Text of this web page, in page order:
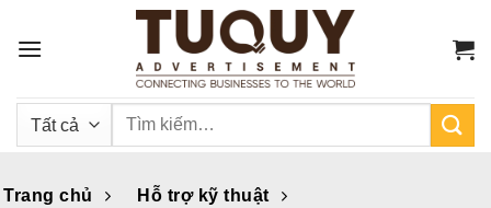
qua
Tìm
Trang chủ Hỗ trợ kỹ thuật